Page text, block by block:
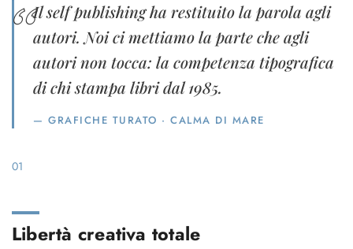
Il self publishing ha restituito la parola agli
autori. Noi ci mettiamo la parte che agli
autori non tocca: la competenza tipografica
di chi stampa libri dal 1985.
— GRAFICHE TURATO · CALMA DI MARE
01
Libertà creativa totale